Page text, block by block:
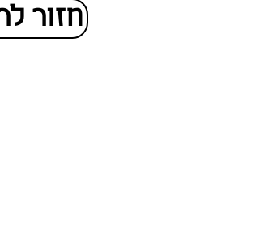
חזור